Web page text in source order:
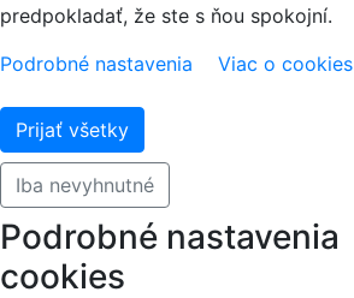
predpokladať, že ste s ňou spokojní.
Podrobné nastavenia
Viac o cookies
Prijať všetky
Iba nevyhnutné
Podrobné nastavenia
cookies